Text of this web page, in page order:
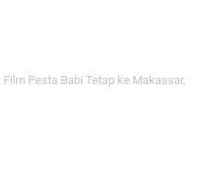
Pesta Babi Tetap ke Makassar,